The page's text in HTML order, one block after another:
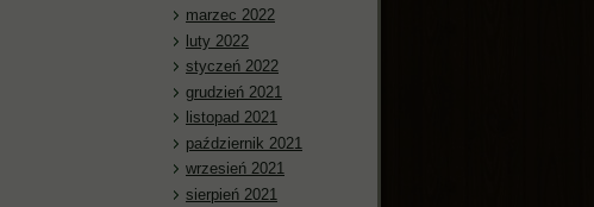
marzec 2022
luty 2022
styczeń 2022
grudzień 2021
listopad 2021
październik 2021
wrzesień 2021
sierpień 2021